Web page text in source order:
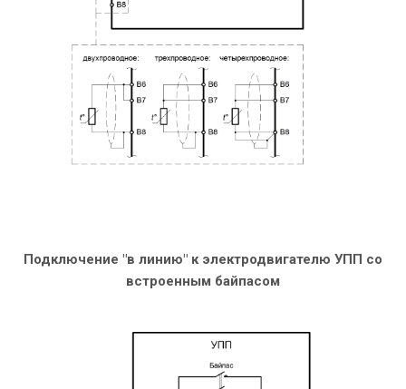
Подключение "в линию" к электродвигателю УПП со
встроенным байпасом